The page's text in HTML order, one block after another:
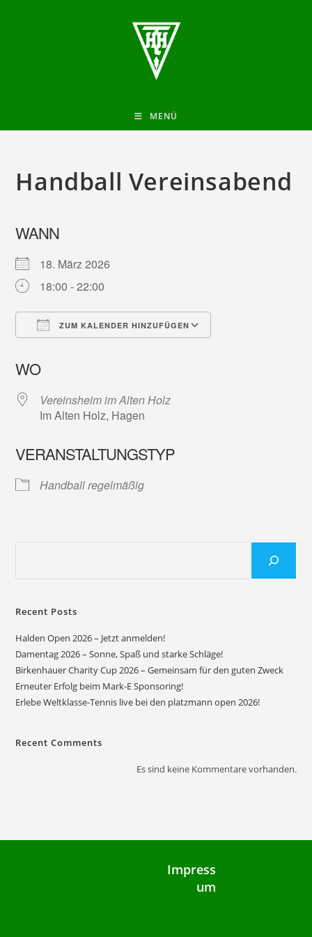
MENÜ
Handball Vereinsabend
WANN
18. März 2026
18:00 - 22:00
ZUM KALENDER HINZUFÜGEN
WO
Vereinsheim im Alten Holz
Im Alten Holz, Hagen
VERANSTALTUNGSTYP
Handball regelmäßig
Recent Posts
Halden Open 2026 – Jetzt anmelden!
Damentag 2026 – Sonne, Spaß und starke Schläge!
Birkenhauer Charity Cup 2026 – Gemeinsam für den guten Zweck
Erneuter Erfolg beim Mark-E Sponsoring!
Erlebe Weltklasse-Tennis live bei den platzmann open 2026!
Recent Comments
Es sind keine Kommentare vorhanden.
Impress
um